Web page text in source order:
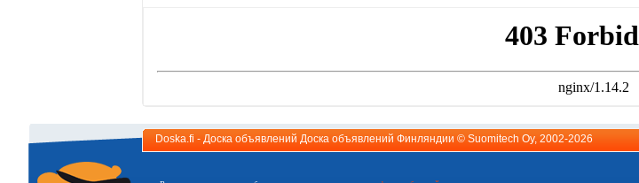
Doska.fi - Доска объявлений Доска объявлений Финляндии © Suomitech Oy, 2002-2026